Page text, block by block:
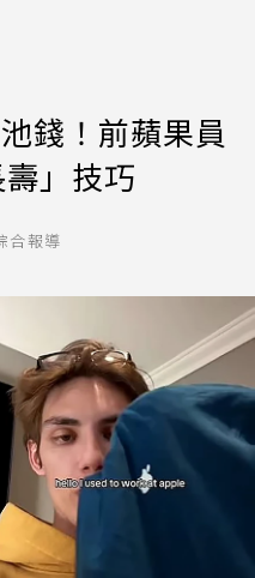
錢！前蘋果員
」技巧
合報導